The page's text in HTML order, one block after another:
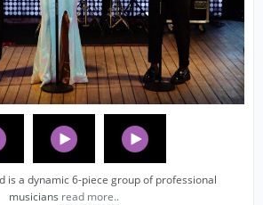
is a dynamic 6-piece group of professional
musicians read more..